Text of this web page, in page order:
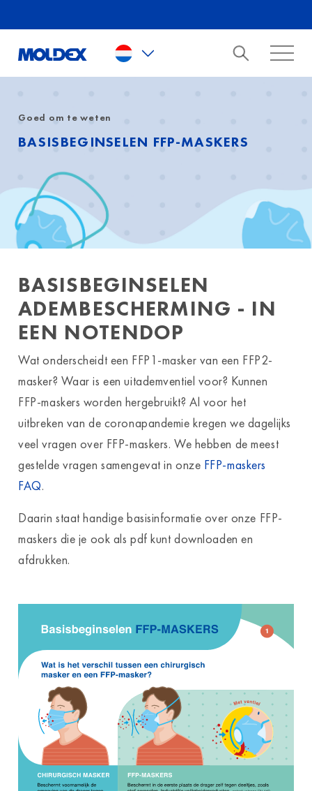
Goed om te weten
BASISBEGINSELEN FFP-MASKERS
BASISBEGINSELEN
ADEMBESCHERMING - IN
EEN NOTENDOP
Wat onderscheidt een FFP1-masker van een FFP2-
masker? Waar is een uitademventiel voor? Kunnen
FFP-maskers worden hergebruikt? Al voor het
uitbreken van de coronapandemie kregen we dagelijks
veel vragen over FFP-maskers. We hebben de meest
gestelde vragen samengevat in onze FFP-maskers
FAQ.
Daarin staat handige basisinformatie over onze FFP-
maskers die je ook als pdf kunt downloaden en
afdrukken.